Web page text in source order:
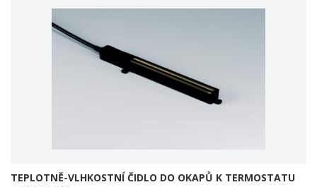
TEPLOTNĚ-VLHKOSTNÍ ČIDLO DO OKAPŮ K TERMOSTATU